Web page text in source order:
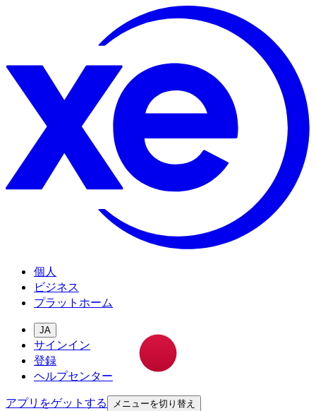
個人
ビジネス
プラットホーム
JA
サインイン
登録
ヘルプセンター
アプリをゲットする
メニューを切り替え